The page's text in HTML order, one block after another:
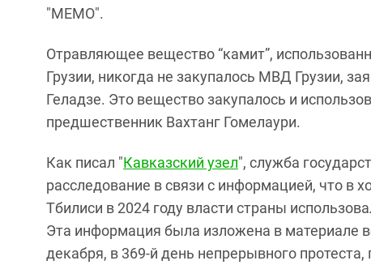
"МЕМО".
Отравляющее вещество “камит”,
Грузии, никогда не закупалось МВД Грузии,
Геладзе. Это вещество закупалось и
предшественник Вахтанг Гомелаури.
Как писал "Кавказский узел", служба
расследование в связи с информацией, что в
Тбилиси в 2024 году власти страны
Эта информация была изложена в материале
декабря, в 369-й день непрерывного